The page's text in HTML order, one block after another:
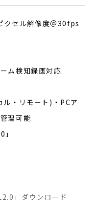
セル解像度＠30fps
ム検知録画対応
・リモート)・PCア
理可能
」ダウンロード